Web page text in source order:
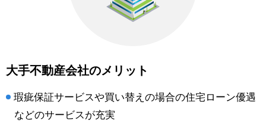
大手不動産会社のメリット
瑕疵保証サービスや買い替えの場合の住宅ローン優遇
などのサービスが充実